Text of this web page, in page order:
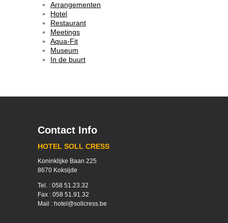
Arrangementen
Hotel
Restaurant
Meetings
Aqua-Fit
Museum
In de buurt
Contact Info
HOTEL SOLL CRESS
Koninklijke Baan 225
8670 Koksijde
Tel. : 058 51.23.32
Fax : 058 51.91.32
Mail : hotel@sollcress.be